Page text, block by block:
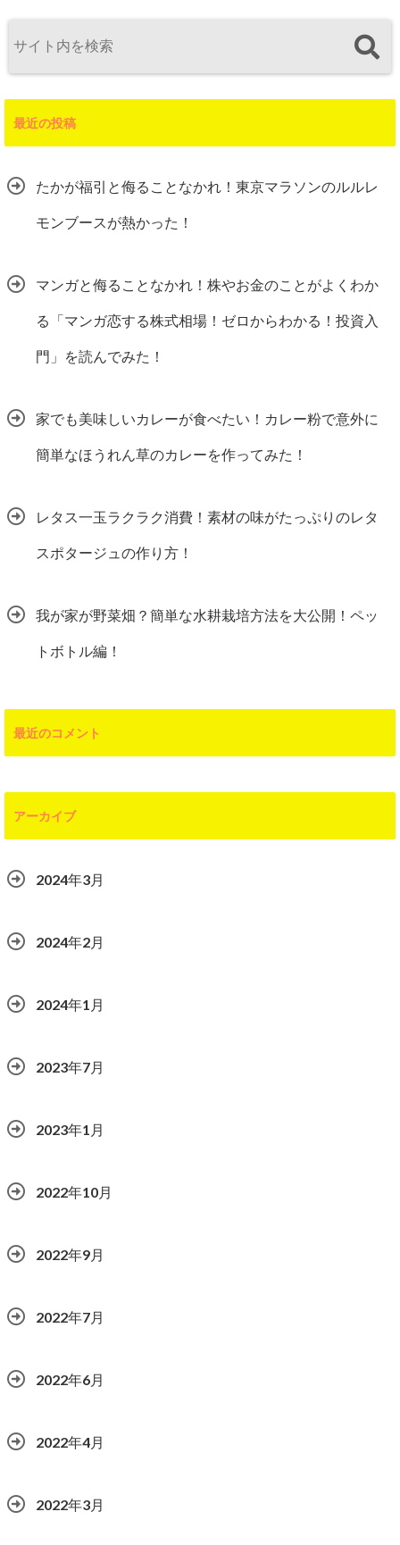
最近の投稿
たかが福引と侮ることなかれ！東京マラソンのルルレ
モンブースが熱かった！
マンガと侮ることなかれ！株やお金のことがよくわか
る「マンガ恋する株式相場！ゼロからわかる！投資入
門」を読んでみた！
家でも美味しいカレーが食べたい！カレー粉で意外に
簡単なほうれん草のカレーを作ってみた！
レタス一玉ラクラク消費！素材の味がたっぷりのレタ
スポタージュの作り方！
我が家が野菜畑？簡単な水耕栽培方法を大公開！ペッ
トボトル編！
最近のコメント
アーカイブ
2024年3月
2024年2月
2024年1月
2023年7月
2023年1月
2022年10月
2022年9月
2022年7月
2022年6月
2022年4月
2022年3月